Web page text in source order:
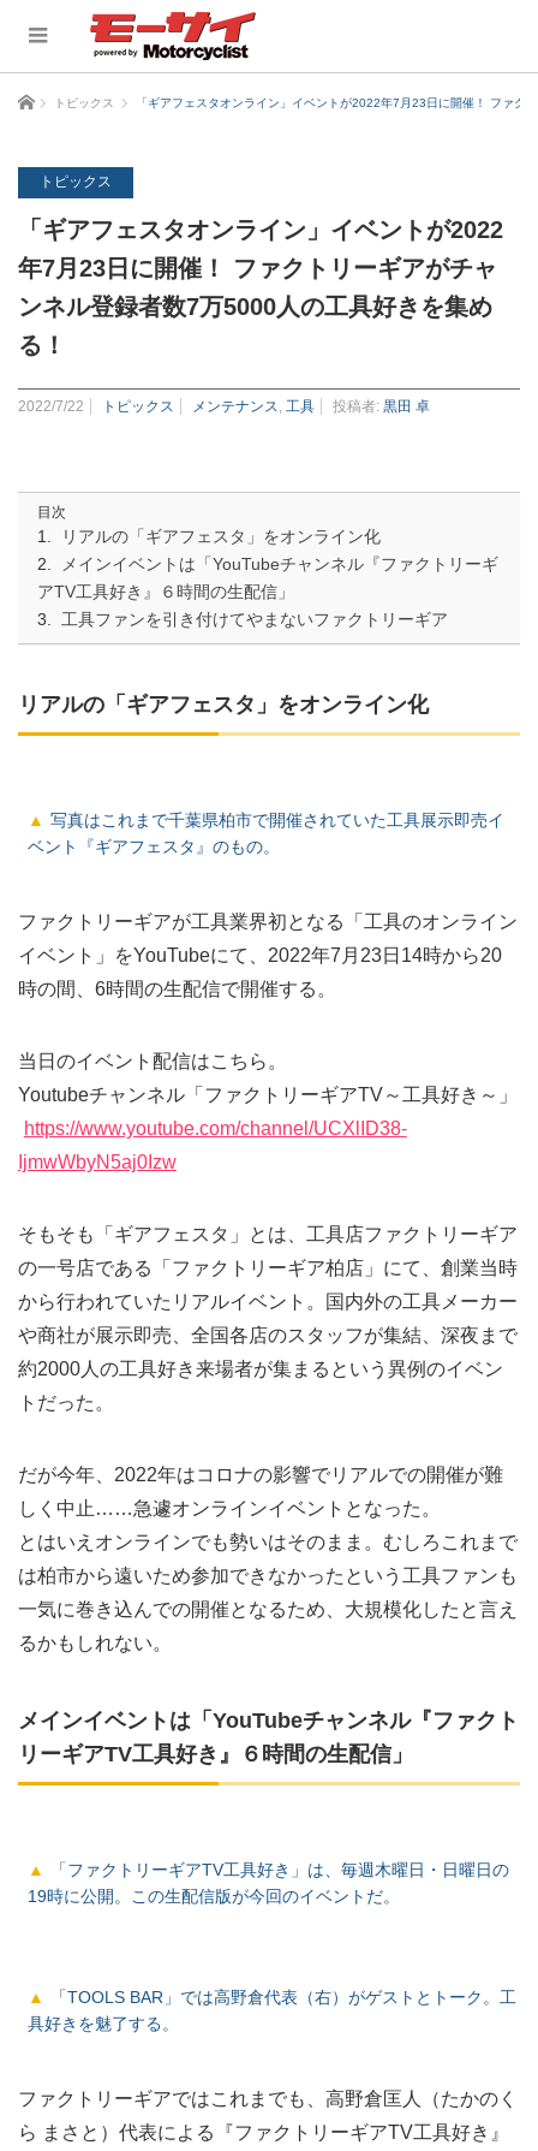
ホーム トピックス 「ギアフェスタオンライン」イベントが2022年7月23日に開催！ ファ
トピックス
「ギアフェスタオンライン」イベントが2022
年7月23日に開催！ ファクトリーギアがチャ
ンネル登録者数7万5000人の工具好きを集め
る！
2022/7/22 トピックス メンテナンス 工具 投稿者: 黒田 卓
目次
リアルの「ギアフェスタ」をオンライン化
メインイベントは「YouTubeチャンネル『ファクトリーギ
アTV⼯具好き』６時間の⽣配信」
工具ファンを引き付けてやまないファクトリーギア
リアルの「ギアフェスタ」をオンライン化
写真はこれまで千葉県柏市で開催されていた工具展示即売イ
ベント『ギアフェスタ』のもの。
ファクトリーギアが工具業界初となる「工具のオンライン
イベント」をYouTubeにて、2022年7月23日14時から20
時の間、6時間の生配信で開催する。
当日のイベント配信はこちら。
Youtubeチャンネル「ファクトリーギアTV～⼯具好き～」
https://www.youtube.com/channel/UCXlID38-
IjmwWbyN5aj0Izw
そもそも「ギアフェスタ」とは、工具店ファクトリーギア
の一号店である「ファクトリーギア柏店」にて、創業当時
から行われていたリアルイベント。国内外の工具メーカー
や商社が展示即売、全国各店のスタッフが集結、深夜まで
約2000人の工具好き来場者が集まるという異例のイベン
トだった。
だが今年、2022年はコロナの影響でリアルでの開催が難
しく中止……急遽オンラインイベントとなった。
とはいえオンラインでも勢いはそのまま。むしろこれまで
は柏市から遠いため参加できなかったという工具ファンも
一気に巻き込んでの開催となるため、大規模化したと言え
るかもしれない。
メインイベントは「YouTubeチャンネル『ファクト
リーギアTV⼯具好き』６時間の⽣配信」
「ファクトリーギアTV⼯具好き」は、毎週木曜日・日曜日の
19時に公開。この生配信版が今回のイベントだ。
「TOOLS BAR」では高野倉代表（右）がゲストとトーク。工
具好きを魅了する。
ファクトリーギアではこれまでも、高野倉匡人（たかのく
ら まさと）代表による『ファクトリーギアTV⼯具好き』